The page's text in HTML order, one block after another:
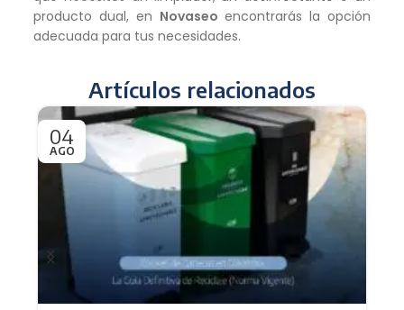
producto dual, en Novaseo encontrarás la opción
adecuada para tus necesidades.
Artículos relacionados
04
AGO